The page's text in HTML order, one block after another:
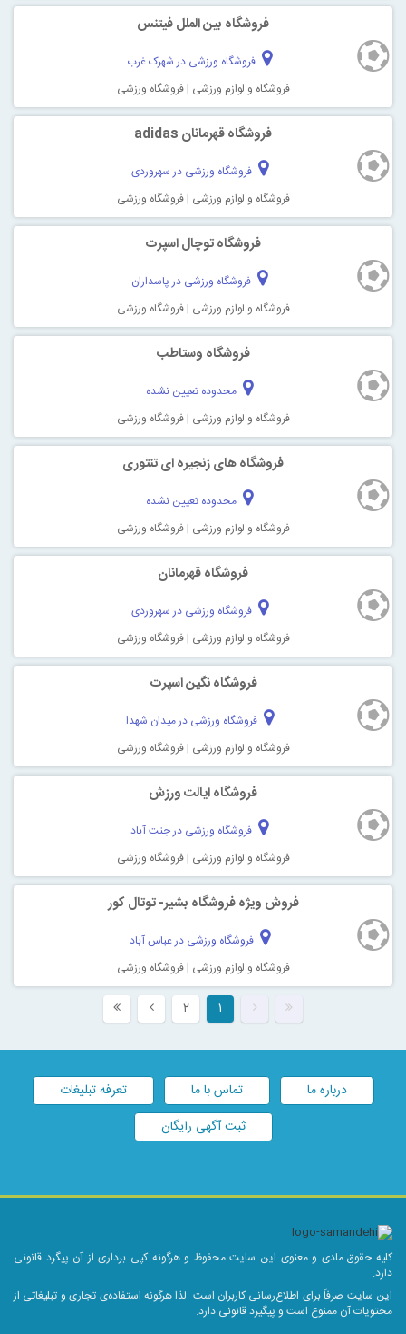
فروشگاه بین الملل فیتنس
فروشگاه ورزشی در شهرک غرب
فروشگاه و لوازم ورزشی |فروشگاه ورزشی
فروشگاه قهرمانان adidas
فروشگاه ورزشی در سهروردی
فروشگاه و لوازم ورزشی |فروشگاه ورزشی
فروشگاه توچال اسپرت
فروشگاه ورزشی در پاسداران
فروشگاه و لوازم ورزشی |فروشگاه ورزشی
فروشگاه وستاطب
محدوده تعیین نشده
فروشگاه و لوازم ورزشی |فروشگاه ورزشی
فروشگاه های زنجیره ای تنتوری
محدوده تعیین نشده
فروشگاه و لوازم ورزشی |فروشگاه ورزشی
فروشگاه قهرمانان
فروشگاه ورزشی در سهروردی
فروشگاه و لوازم ورزشی |فروشگاه ورزشی
فروشگاه نگین اسپرت
فروشگاه ورزشی در میدان شهدا
فروشگاه و لوازم ورزشی |فروشگاه ورزشی
فروشگاه ایالت ورزش
فروشگاه ورزشی در جنت آباد
فروشگاه و لوازم ورزشی |فروشگاه ورزشی
فروش ویژه فروشگاه بشیر- توتال کور
فروشگاه ورزشی در عباس آباد
فروشگاه و لوازم ورزشی |فروشگاه ورزشی
۱ ۲
درباره ما تماس با ما
تعرفه تبلیغات
ثبت آگهی رایگان
کلیه حقوق مادی و معنوی این سایت محفوظ و هرگونه کپی برداری از آن پیگرد قانونی
دارد.
این سایت صرفاً برای اطلاع‌رسانی کاربران است. لذا هرگونه استفاده‌ی تجاری و تبلیغاتی از
محتویات آن ممنوع است و پیگیرد قانونی دارد.